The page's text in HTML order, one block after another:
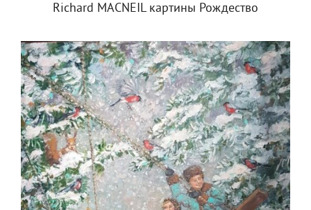
Richard MACNEIL картины Рождество